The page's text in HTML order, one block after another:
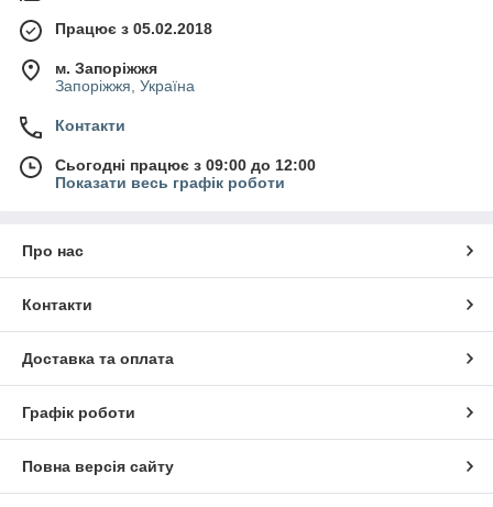
Працює з 05.02.2018
м. Запоріжжя
Запоріжжя, Україна
Контакти
Сьогодні працює з 09:00 до 12:00
Показати весь графік роботи
Про нас
Контакти
Доставка та оплата
Графік роботи
Повна версія сайту